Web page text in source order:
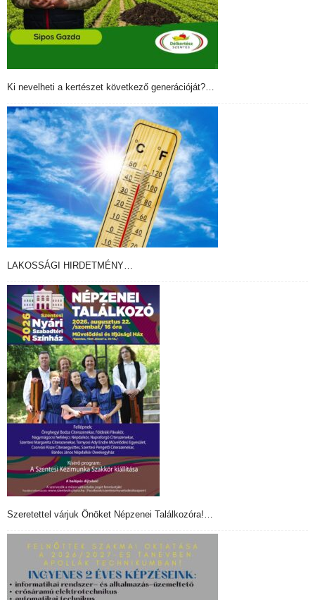
Ki nevelheti a kertészet következő generációját?…
LAKOSSÁGI HIRDETMÉNY…
Szeretettel várjuk Önöket Népzenei Találkozóra!…